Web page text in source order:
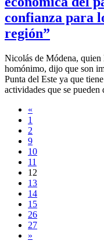
confianza para
región”
Nicolás de Módena,
homónimo, dijo que son
Punta del Este ya que
actividades que se pueden
«
1
2
9
10
11
12
13
14
15
26
27
»